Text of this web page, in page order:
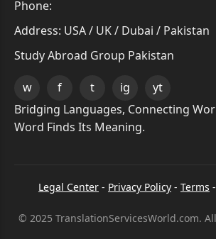
Phone:
Address: USA / UK / Dubai / Pakistan
Study Abroad Group Pakistan
w f t ig
yt
Bridging Languages, Connecting
Word Finds Its Meaning.
Legal Center - Privacy Policy - Terms -
© 2025 TranslationServicesWorld.com.